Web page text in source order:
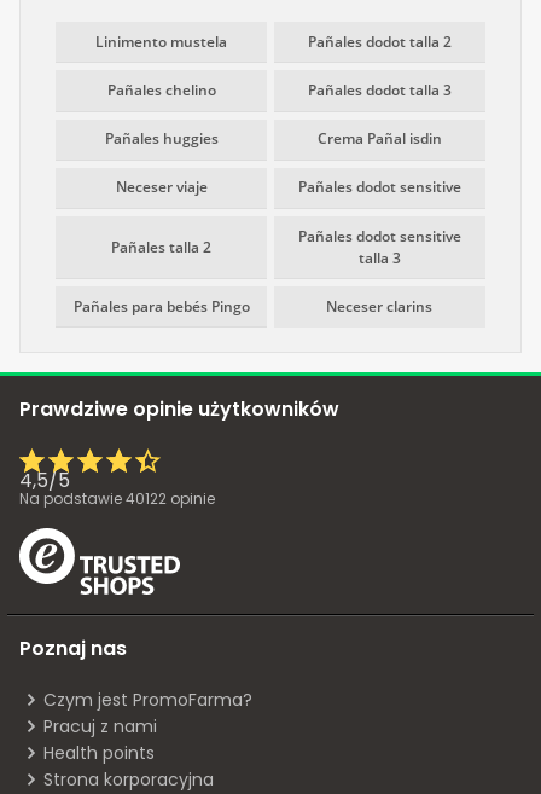
Linimento mustela Pañales dodot talla 2
Pañales chelino Pañales dodot talla 3
Pañales huggies Crema Pañal isdin
Neceser viaje Pañales dodot sensitive
Pañales talla 2
Pañales dodot sensitive
talla 3
Pañales para bebés Pingo Neceser clarins
Prawdziwe opinie użytkowników
4,5/5
Na podstawie40122 opinie
Poznaj nas
Czym jest PromoFarma?
Pracuj z nami
Health points
Strona korporacyjna